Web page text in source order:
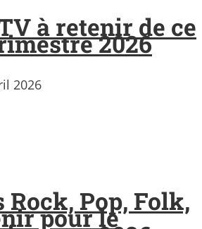
à retenir de ce
2026
2026
Rock, Pop, Folk,
pour le